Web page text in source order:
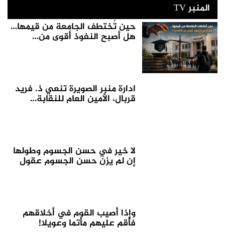
المنبر TV
حين تُختطف الجامعة من قيمها…
هل أصبح النفوذ أقوى من…
ادارة منبر الصويرة تنعي ذ. فريد
قربال، الأمين العام للنقابة…
لا خير في حسن الجسوم وطولها
إن لم يزن حسن الجسوم عقول
وإذا أصيب القوم في أخلاقهم
فأقم عليهم مأتما وعويلا!